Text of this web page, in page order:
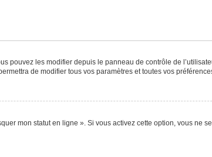
pouvez les modifier depuis le panneau de contrôle de
de modifier tous vos paramètres et toutes vos
mon statut en ligne ». Si vous activez cette option, vous ne